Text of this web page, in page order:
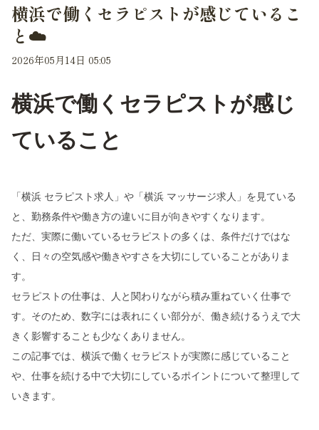
横浜で働くセラピストが感じているこ
と☁️
2026年05月14日 05:05
横浜で働くセラピストが感じ
ていること
「横浜 セラピスト求人」や「横浜 マッサージ求人」を見ている
と、勤務条件や働き方の違いに目が向きやすくなります。
ただ、実際に働いているセラピストの多くは、条件だけではな
く、日々の空気感や働きやすさを大切にしていることがありま
す。
セラピストの仕事は、人と関わりながら積み重ねていく仕事で
す。そのため、数字には表れにくい部分が、働き続けるうえで大
きく影響することも少なくありません。
この記事では、横浜で働くセラピストが実際に感じていること
や、仕事を続ける中で大切にしているポイントについて整理して
いきます。